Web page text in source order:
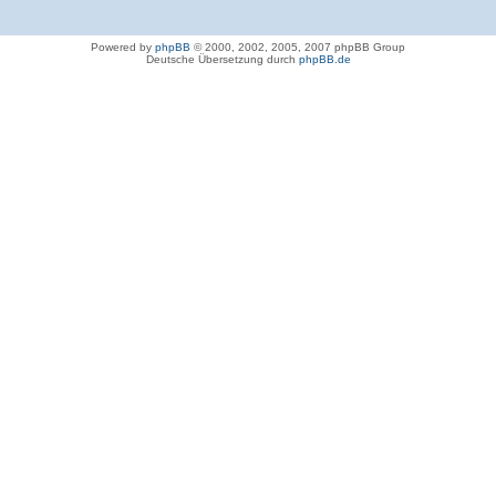
Powered by phpBB © 2000, 2002, 2005, 2007 phpBB Group
Deutsche Übersetzung durch phpBB.de